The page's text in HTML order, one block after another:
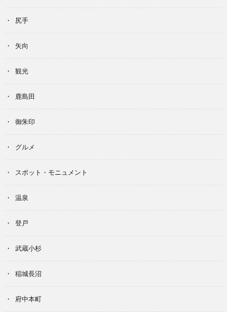
尻手
矢向
観光
鹿島田
御朱印
グルメ
スポット・モニュメント
温泉
登戸
武蔵小杉
稲城長沼
府中本町